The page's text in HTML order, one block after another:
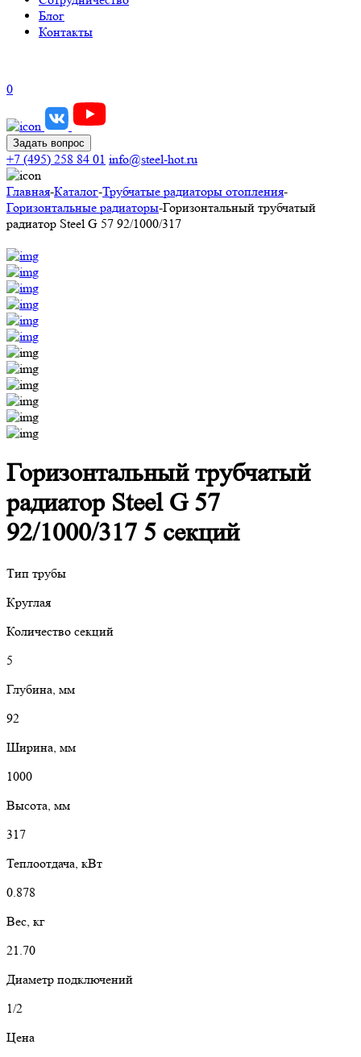
Блог
Контакты
0
Задать вопрос
+7 (495) 258 84 01 info@steel-hot.ru
Главная-Каталог-Трубчатые радиаторы отопления-
Горизонтальные радиаторы-Горизонтальный трубчатый
радиатор Steel G 57 92/1000/317
Горизонтальный трубчатый
радиатор Steel G 57
92/1000/317 5 секций
Тип трубы
Круглая
Количество секций
5
Глубина, мм
92
Ширина, мм
1000
Высота, мм
317
Теплоотдача, кВт
0.878
Вес, кг
21.70
Диаметр подключений
1/2
Цена